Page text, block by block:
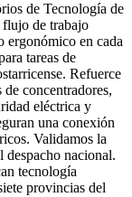
de Tecnología de
flujo de trabajo
ergonómico en cada
tareas de
Refuerce
concentradores,
eléctrica y
una conexión
Validamos la
despacho nacional.
tecnología
provincias del